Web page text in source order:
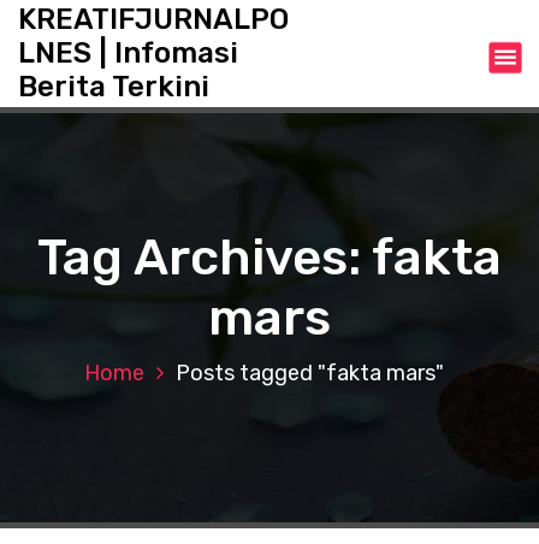
t
KREATIFJURNALPO
LNES | Infomasi
Berita Terkini
Tag Archives: fakta
mars
Home Posts tagged "fakta mars"